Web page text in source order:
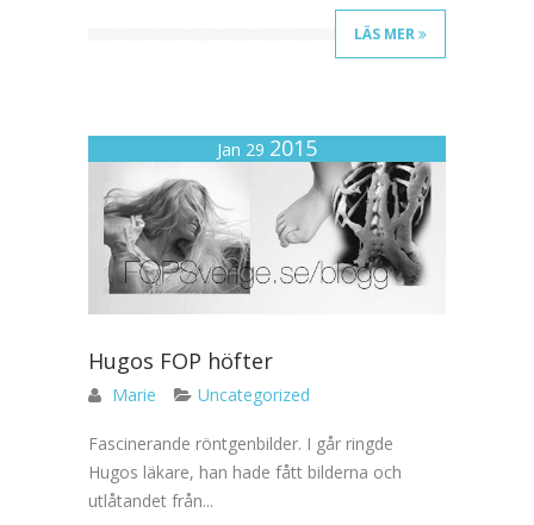
LÄS MER
Jan 29 2015
Hugos FOP höfter
Marie Uncategorized
Fascinerande röntgenbilder. I går ringde
Hugos läkare, han hade fått bilderna och
utlåtandet från...